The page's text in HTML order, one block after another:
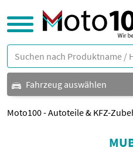
Fahrzeug auswählen
Moto100 - Autoteile & KFZ-